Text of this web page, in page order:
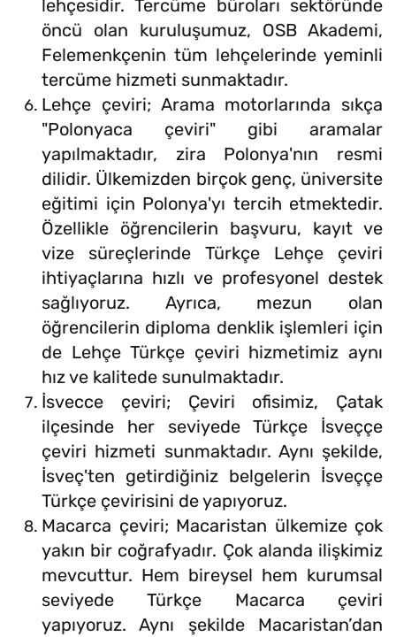
lehçesidir. Tercüme büroları sektöründe
öncü olan kuruluşumuz, OSB Akademi,
Felemenkçenin tüm lehçelerinde yeminli
tercüme hizmeti sunmaktadır.
Lehçe çeviri; Arama motorlarında sıkça
"Polonyaca çeviri" gibi aramalar
yapılmaktadır, zira Polonya'nın resmi
dilidir. Ülkemizden birçok genç, üniversite
eğitimi için Polonya'yı tercih etmektedir.
Özellikle öğrencilerin başvuru, kayıt ve
vize süreçlerinde Türkçe Lehçe çeviri
ihtiyaçlarına hızlı ve profesyonel destek
sağlıyoruz. Ayrıca, mezun olan
öğrencilerin diploma denklik işlemleri için
de Lehçe Türkçe çeviri hizmetimiz aynı
hız ve kalitede sunulmaktadır.
İsvecce çeviri; Çeviri ofisimiz, Çatak
ilçesinde her seviyede Türkçe İsveççe
çeviri hizmeti sunmaktadır. Aynı şekilde,
İsveç'ten getirdiğiniz belgelerin İsveççe
Türkçe çevirisini de yapıyoruz.
Macarca çeviri; Macaristan ülkemize çok
yakın bir coğrafyadır. Çok alanda ilişkimiz
mevcuttur. Hem bireysel hem kurumsal
seviyede Türkçe Macarca çeviri
yapıyoruz. Aynı şekilde Macaristan’dan